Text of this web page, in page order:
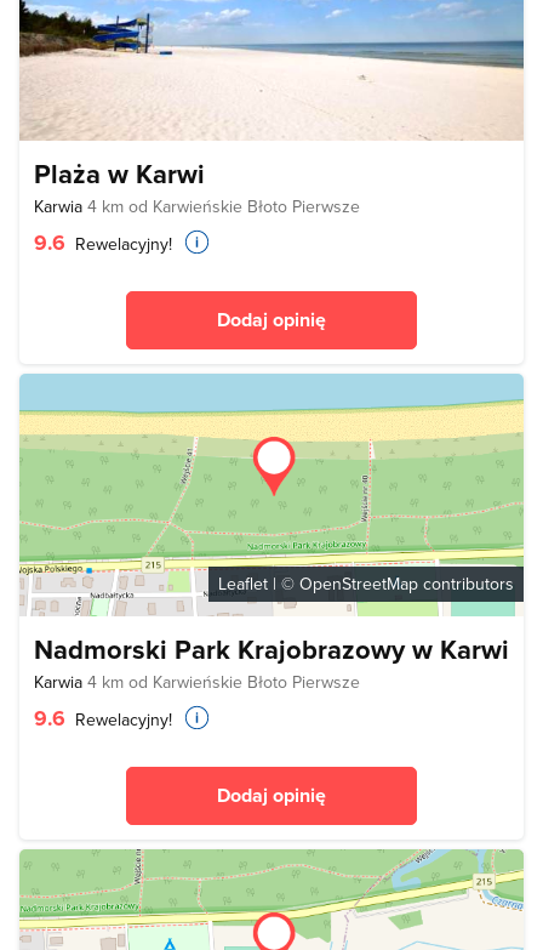
Plaża w Karwi
Karwia 4 km od Karwieńskie Błoto Pierwsze
9.6 Rewelacyjny!
Dodaj opinię
Leaflet | © OpenStreetMap contributors
Nadmorski Park Krajobrazowy w Karwi
Karwia 4 km od Karwieńskie Błoto Pierwsze
9.6 Rewelacyjny!
Dodaj opinię